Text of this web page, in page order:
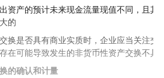
产的预计未来现金流量现值不同，且其
的
是否具有商业实质时，企业应当关注交
在可能导致发生的非货币性资产交换不具
的确认和计量